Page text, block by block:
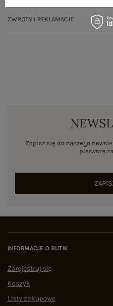
ZWROTY I REKLAMACJE
Zapisz się do naszego
pierwsze
INFORMACJE O BUTIK
Zarejestruj się
Koszyk
Listy zakupowe